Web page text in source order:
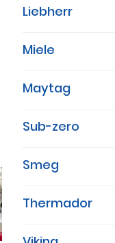
Liebherr
Miele
Maytag
Sub-zero
Smeg
Thermador